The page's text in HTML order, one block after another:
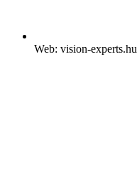
Web: vision-experts.hu